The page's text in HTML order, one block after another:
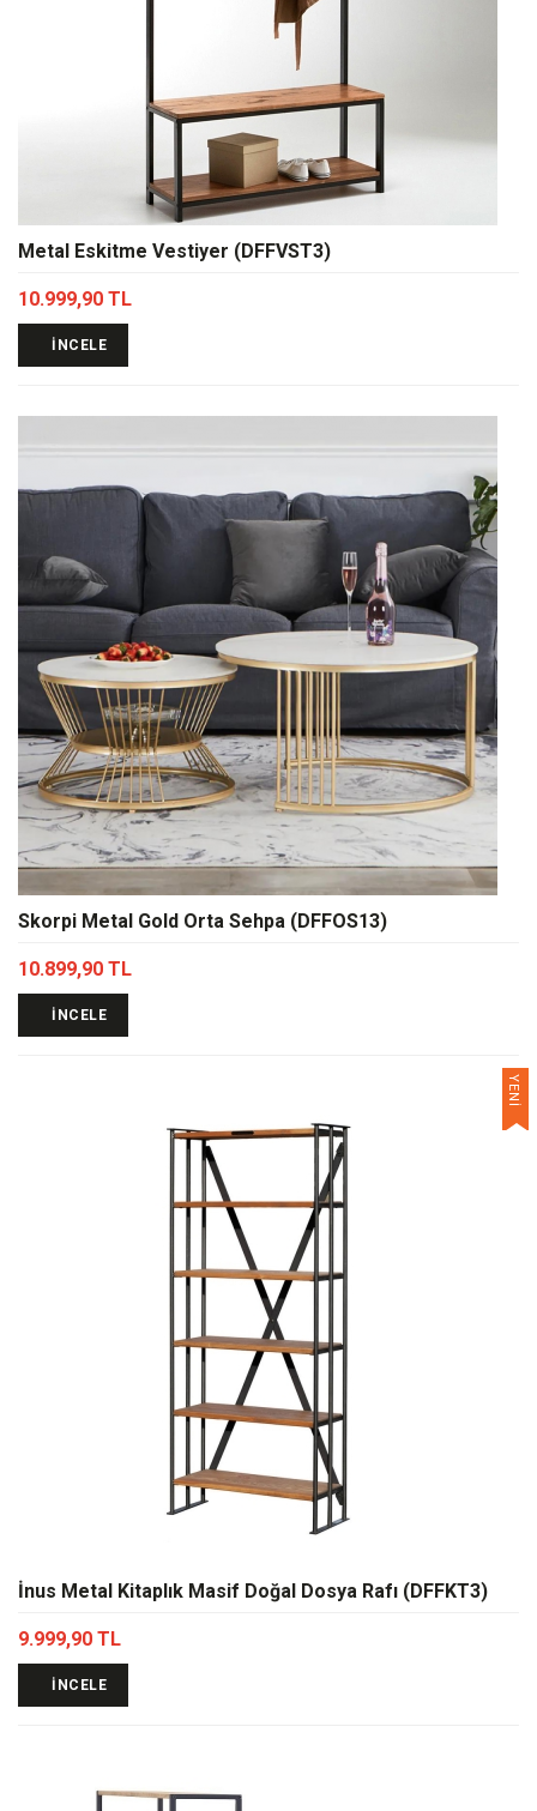
Metal Eskitme Vestiyer (DFFVST3)
10.999,90 TL
İNCELE
Skorpi Metal Gold Orta Sehpa (DFFOS13)
10.899,90 TL
İNCELE
YENİ
İnus Metal Kitaplık Masif Doğal Dosya Rafı (DFFKT3)
9.999,90 TL
İNCELE